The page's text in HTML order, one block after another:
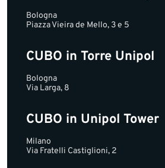
Bologna
Piazza Vieira de Mello, 3 e 5
CUBO in Torre Unipol
Bologna
Via Larga, 8
CUBO in Unipol Tower
Milano
Via Fratelli Castiglioni, 2